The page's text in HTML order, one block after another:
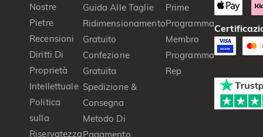
Nostre
Pietre
Recensioni
Diritti Di
Proprietà
Intellettuale
Politica
sulla
Riservatezza
Guida Alle Taglie
Ridimensionamento
Gratuito
Confezione
Gratuita
Spedizione &
Consegna
Metodo Di
Pagamento
Prime
Programma
Membro
Programma
Rep